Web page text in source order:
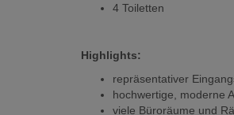
4 Toiletten
Highlights:
repräsentativer
hochwertige, moderne
viele Büroräume und